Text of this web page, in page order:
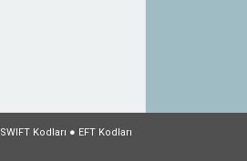
SWIFT Kodları ● EFT Kodları